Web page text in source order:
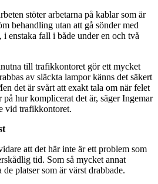
stöter arbetarna på kablar som är
behandling utan att gå sönder med
i enstaka fall i både under en och två
till trafikkontoret gör ett mycket
av släckta lampor känns det säkert
det är svårt att exakt tala om när felet
hur komplicerat det är, säger Ingemar
vid trafikkontoret.
att det här inte är ett problem som
tid. Som så mycket annat
platser som är värst drabbade.